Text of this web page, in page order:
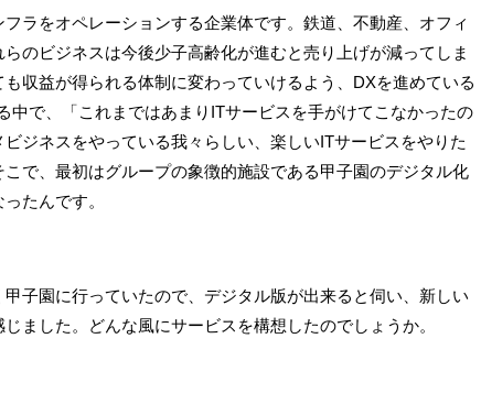
ラをオペレーションする企業体です。鉄道、不動産、オフィ
のビジネスは今後少子高齢化が進むと売り上げが減ってしま
収益が得られる体制に変わっていけるよう、DXを進めている
中で、「これまではあまりITサービスを手がけてこなかったの
ジネスをやっている我々らしい、楽しいITサービスをやりた
で、最初はグループの象徴的施設である甲子園のデジタル化
たんです。
子園に行っていたので、デジタル版が出来ると伺い、新しい
ました。どんな風にサービスを構想したのでしょうか。